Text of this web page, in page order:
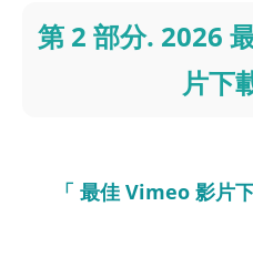
第 2 部分. 2026
片下
「 最佳 Vimeo 影片